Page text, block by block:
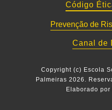
pedimos-lhe que,
sucinta, nos deixe
Código
Prevenção de
Canal de
Copyright (c) Escola
Palmeiras 2026.
Elaborado